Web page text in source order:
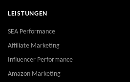
LEISTUNGEN
SEA Performance
Affiliate Marketing
Influencer Performance
Amazon Marketing